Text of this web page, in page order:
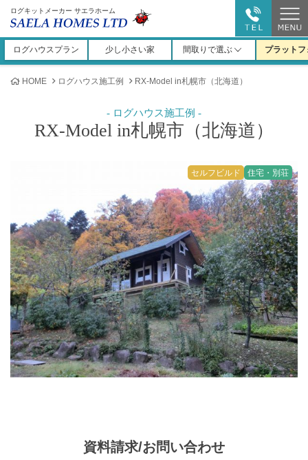
ログキットメーカー サエラホーム
ログハウスプラン 少し小さい家 間取りで選ぶ プラット
HOME ログハウス施工例 RX-Model in札幌市（北海道）
RX-Model in札幌市（北海道）
セルフビルド 住宅・別荘
資料請求/お問い合わせ